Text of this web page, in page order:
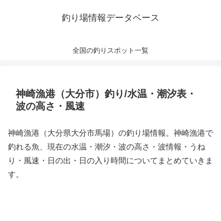
釣り場情報データベース
全国の釣りスポット一覧
神崎漁港（大分市）釣り/水温・潮汐表・
波の高さ・風速
神崎漁港（大分県大分市馬場）の釣り場情報。神崎漁港で
釣れる魚、現在の水温・潮汐・波の高さ・波情報・うね
り・風速・日の出・日の入り時間についてまとめていきま
す。